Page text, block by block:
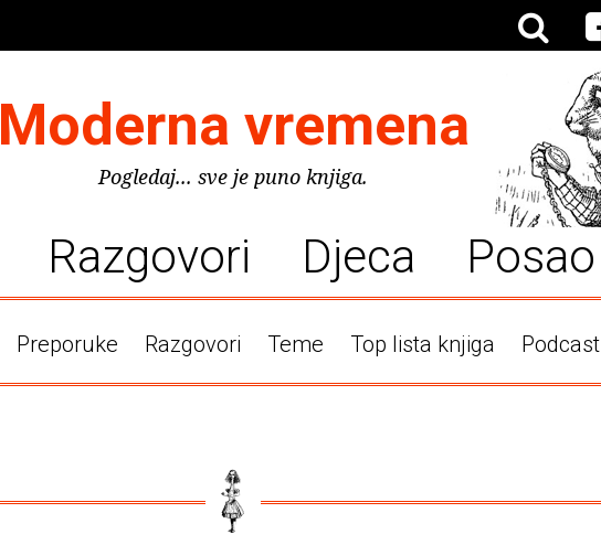
Moderna vremena
Pogledaj... sve je puno knjiga.
Razgovori Djeca Posao
Preporuke Razgovori Teme Top lista knjiga Podcast